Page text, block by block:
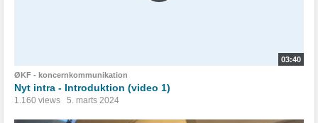
03:40
ØKF - koncernkommunikation
Nyt intra - Introduktion (video 1)
1.160 views 5. marts 2024